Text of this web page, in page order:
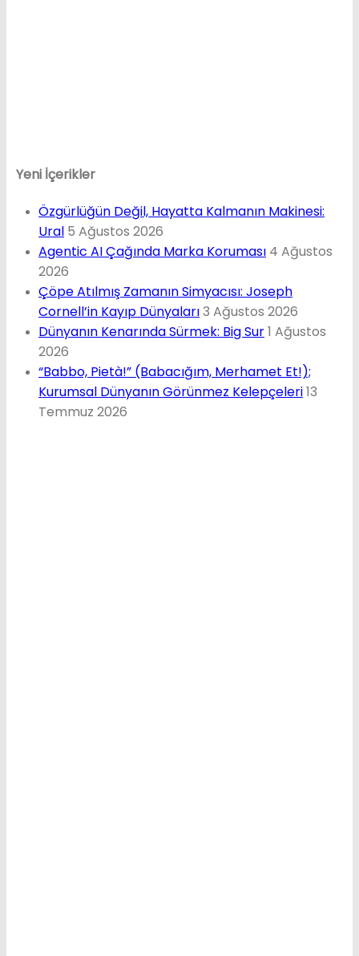
Yeni İçerikler
Özgürlüğün Değil, Hayatta Kalmanın Makinesi:
Ural 5 Ağustos 2026
Agentic AI Çağında Marka Koruması 4 Ağustos
2026
Çöpe Atılmış Zamanın Simyacısı: Joseph
Cornell’in Kayıp Dünyaları3 Ağustos 2026
Dünyanın Kenarında Sürmek: Big Sur1 Ağustos
2026
“Babbo, Pietà!” (Babacığım, Merhamet Et!);
Kurumsal Dünyanın Görünmez Kelepçeleri13
Temmuz 2026